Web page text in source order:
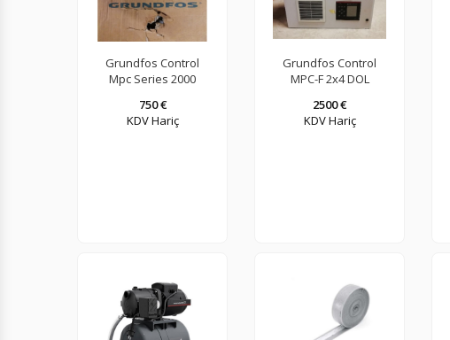
Grundfos Control
Mpc Series 2000
kontrol paneli)
750 €
KDV Hariç
Grundfos Control
MPC-F 2x4 DOL
Frekans Kontrolü)
2500 €
KDV Hariç